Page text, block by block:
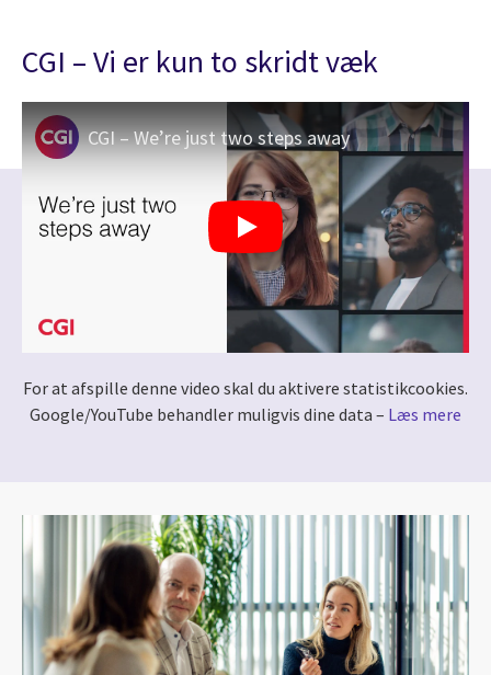
CGI – Vi er kun to skridt væk
CGI – We’re just two steps away
For at afspille denne video skal du aktivere statistikcookies.
Google/YouTube behandler muligvis dine data – Læs mere